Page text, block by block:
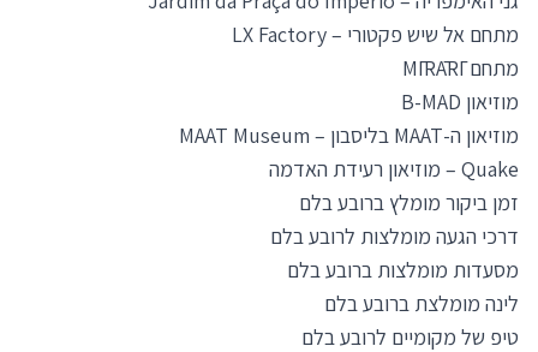
מתחם אל שיש פקטורי – LX Factory
מתחםMĪRĀRĪ
מוזיאון B-MAD
מוזיאון ה-MAAT בליסבון – MAAT Museum
Quake – מוזיאון רעידת האדמה
זמן ביקור מומלץ ברובע בלם
דרכי הגעה מומלצות לרובע בלם
מסעדות מומלצות ברובע בלם
לינה מומלצת ברובע בלם
טיפ של מקומיים לרובע בלם